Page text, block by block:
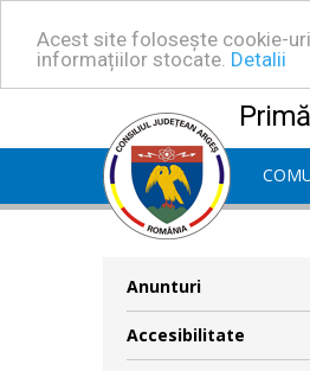
Acest site folosește cookie-
informațiilor stocate. Detalii
Anunturi
Accesibilitate